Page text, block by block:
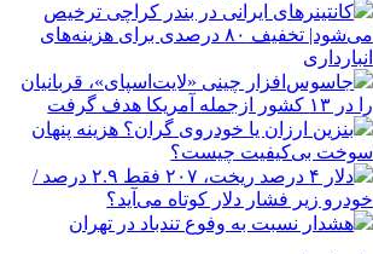
کانتینرهای ایرانی در بندر کراچی ترخیص
می‌شود| تخفیف ۸۰ درصدی برای هزینه‌های
انبارداری
جاسوس‌افزار چینی «لایت‌اسپای»، قربانیان
را در ۱۳ کشور ازجمله آمریکا هدف گرفت
بنزین ارزان یا خودروی گران؟ هزینه پنهان
سوخت بی‌کیفیت چیست؟
دلار ۴ درصد ریخت، ۲۰۷ فقط ۲.۹ درصد /
خودرو زیر فشار دلار کوتاه می‌آید؟
هشدار نسبت به وفوع تندباد در تهران